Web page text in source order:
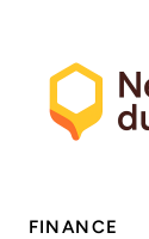
FINANCE